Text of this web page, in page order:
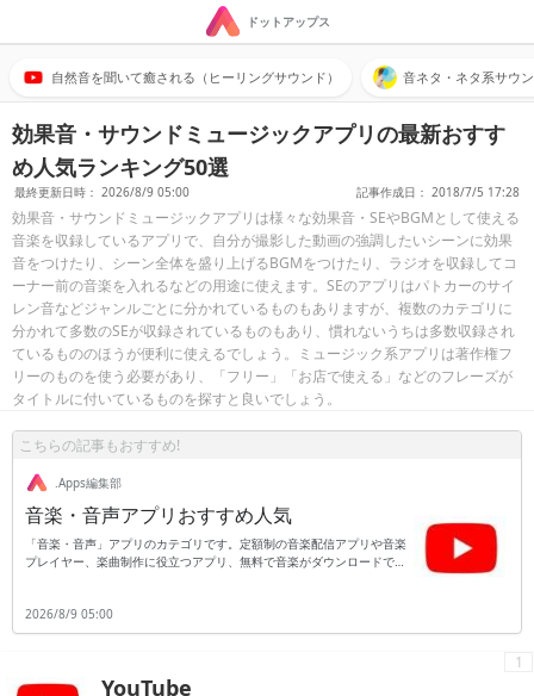
ドットアップス
自然音を聞いて癒される（ヒーリングサウンド） 音ネタ・ネタ系サウ
効果音・サウンドミュージックアプリの最新おすす
め人気ランキング50選
最終更新日時： 2026/8/9 05:00 記事作成日： 2018/7/5 17:28
効果音・サウンドミュージックアプリは様々な効果音・SEやBGMとして使える
音楽を収録しているアプリで、自分が撮影した動画の強調したいシーンに効果
音をつけたり、シーン全体を盛り上げるBGMをつけたり、ラジオを収録してコ
ーナー前の音楽を入れるなどの用途に使えます。SEのアプリはパトカーのサイ
レン音などジャンルごとに分かれているものもありますが、複数のカテゴリに
分かれて多数のSEが収録されているものもあり、慣れないうちは多数収録され
ているもののほうが便利に使えるでしょう。ミュージック系アプリは著作権フ
リーのものを使う必要があり、「フリー」「お店で使える」などのフレーズが
タイトルに付いているものを探すと良いでしょう。
こちらの記事もおすすめ!
.Apps編集部
音楽・音声アプリおすすめ人気
「音楽・音声」アプリのカテゴリです。定額制の音楽配信アプリや音楽
プレイヤー、楽曲制作に役立つアプリ、無料で音楽がダウンロードでき
り、入店したショップで流れているバックミュージックを理解し、以降
にはその楽曲が何なのかを正確に探り当ててくれるアプリや、気になる
リは一部無料・有料版を含みます。
2026/8/9 05:00
YouTube
1